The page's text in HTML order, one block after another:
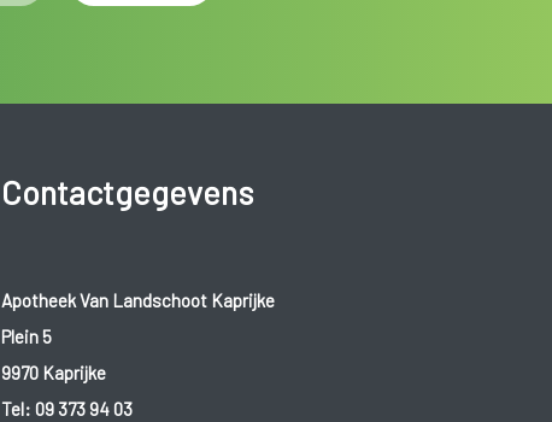
Contactgegevens
Apotheek Van Landschoot Kaprijke
Plein 5
9970 Kaprijke
Tel: 09 373 94 03